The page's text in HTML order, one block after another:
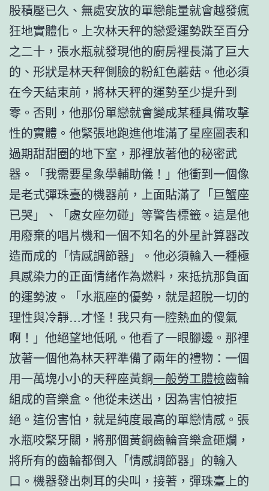
股積壓已久、無處安放的單戀能量就會越發瘋
狂地實體化。上次林天秤的戀愛運勢跌至百分
之二十，張水瓶就發現他的廚房裡長滿了巨大
的、形狀是林天秤側臉的粉紅色蘑菇。他必須
在今天結束前，將林天秤的運勢至少提升到
零。否則，他那份單戀就會變成某種具備攻擊
性的實體。他緊張地跑進他堆滿了星座圖表和
過期甜甜圈的地下室，那裡放著他的秘密武
器。「我需要星象學輔助儀！」他衝到一個像
是老式彈珠臺的機器前，上面貼滿了「巨蟹座
已哭」、「處女座勿碰」等警告標籤。這是他
用廢棄的唱片機和一個不知名的外星計算器改
造而成的「情感調節器」。他必須輸入一種極
具感染力的正面情緒作為燃料，來抵抗那負面
的運勢波。「水瓶座的優勢，就是超脫一切的
理性與冷靜…才怪！我只有一腔熱血的傻氣
啊！」他絕望地低吼。他看了一眼腳邊。那裡
放著一個他為林天秤準備了兩年的禮物：一個
用一萬塊小小的天秤座黃銅一般勞工體檢齒輪
組成的音樂盒。他從未送出，因為害怕被拒
絕。這份害怕，就是純度最高的單戀情感。張
水瓶咬緊牙關，將那個黃銅齒輪音樂盒砸爛，
將所有的齒輪都倒入「情感調節器」的輸入
口。機器發出刺耳的尖叫，接著，彈珠臺上的